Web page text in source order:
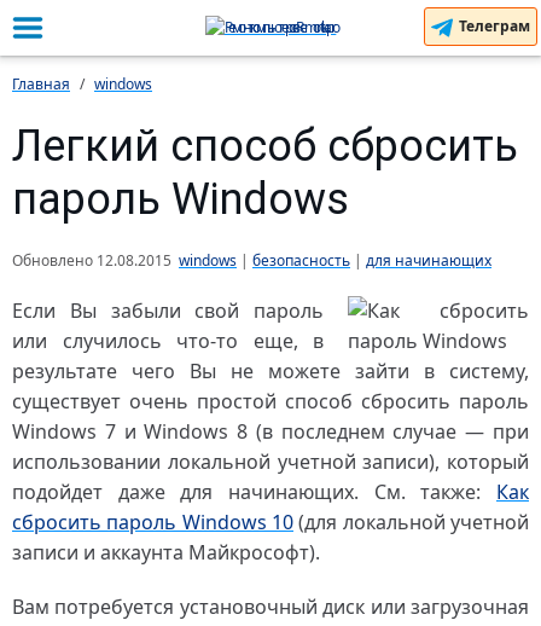
Телеграм
Главная windows
Легкий способ сбросить
пароль Windows
Обновлено 12.08.2015 windows | безопасность | для начинающих
Если Вы забыли свой пароль
или случилось что-то еще, в
результате чего Вы не можете зайти в систему,
существует очень простой способ сбросить пароль
Windows 7 и Windows 8 (в последнем случае — при
использовании локальной учетной записи), который
подойдет даже для начинающих. См. также: Как
сбросить пароль Windows 10(для локальной учетной
записи и аккаунта Майкрософт).
Вам потребуется установочный диск или загрузочная